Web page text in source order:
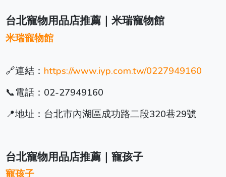
台北寵物用品店推薦｜米瑞寵物館
米瑞寵物館
🔗連結： https://www.iyp.com.tw/0227949160
📞電話：02-27949160
📍地址：台北市內湖區成功路二段320巷29號
台北寵物用品店推薦｜寵孩子
寵孩子